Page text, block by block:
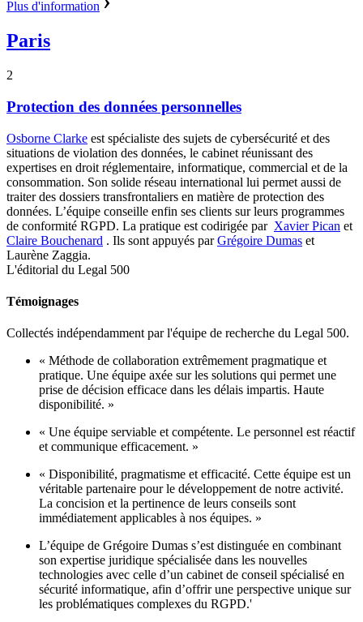
Plus d'information
Paris
2
Protection des données personnelles
Osborne Clarke est spécialiste des sujets de cybersécurité et des
situations de violation des données, le cabinet réunissant des
expertises en droit réglementaire, informatique, commercial et de la
consommation. Son solide réseau international lui permet aussi de
traiter des dossiers transfrontaliers en matière de protection des
données. L’équipe conseille enfin ses clients sur leurs programmes
de conformité RGPD. La pratique est codirigée par Xavier Pican et
Claire Bouchenard . Ils sont appuyés parGrégoire Dumas et
Laurène Zaggia.
L'éditorial du Legal 500
Témoignages
Collectés indépendamment par l'équipe de recherche du Legal 500.
« Méthode de collaboration extrêmement pragmatique et
pratique. Une équipe axée sur les solutions qui permet une
prise de décision efficace dans les délais impartis. Haute
disponibilité. »
« Une équipe serviable et compétente. Le personnel est réactif
et communique efficacement. »
« Disponibilité, pragmatisme et efficacité. Cette équipe est un
véritable partenaire pour le développement de notre activité.
La concision et la pertinence de leurs conseils sont
immédiatement applicables à nos équipes. »
L’équipe de Grégoire Dumas s’est distinguée en combinant
son expertise juridique spécialisée dans les nouvelles
technologies avec celle d’un cabinet de conseil spécialisé en
sécurité informatique, afin d’offrir une perspective unique sur
les problématiques complexes du RGPD.'